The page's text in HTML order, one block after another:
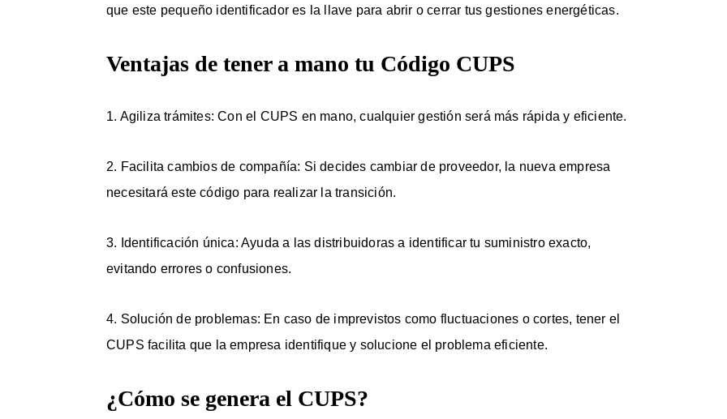
que este pequeño identificador es la llave para abrir o cerrar tus gestiones energéticas.
Ventajas de tener a mano tu Código CUPS
1. Agiliza trámites: Con el CUPS en mano, cualquier gestión será más rápida y eficiente.
2. Facilita cambios de compañía: Si decides cambiar de proveedor, la nueva empresa
necesitará este código para realizar la transición.
3. Identificación única: Ayuda a las distribuidoras a identificar tu suministro exacto,
evitando errores o confusiones.
4. Solución de problemas: En caso de imprevistos como fluctuaciones o cortes, tener el
CUPS facilita que la empresa identifique y solucione el problema eficiente.
¿Cómo se genera el CUPS?